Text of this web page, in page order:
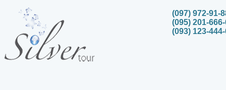
(097) 972-91-
(095) 201-
(093) 123-